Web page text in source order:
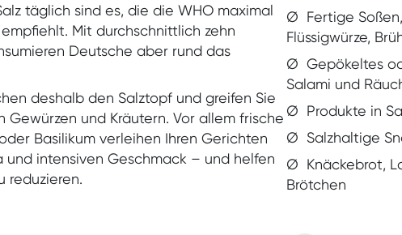
Unternehmen
täglich sind es, die die WHO maximal
Mit durchschnittlich zehn
Deutsche aber rund das
deshalb den Salztopf und greifen Sie
Gewürzen und Kräutern. Vor allem frische
Basilikum verleihen Ihren Gerichten
und intensiven Geschmack – und helfen
reduzieren.
Ø Fertige Soßen,
Flüssigwürze,
Ø Gepökeltes
Salami und
Ø Produkte in
Ø Salzhaltige
Ø Knäckebrot,
Brötchen